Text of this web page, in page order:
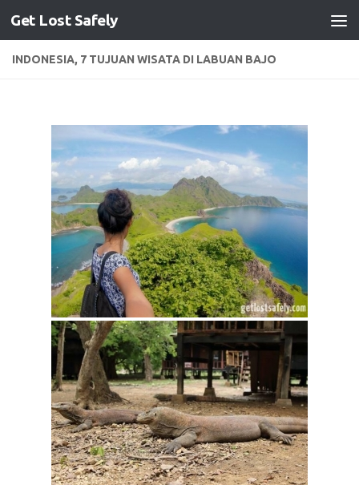
Skip to content
Get Lost Safely
INDONESIA, 7 TUJUAN WISATA DI LABUAN BAJO